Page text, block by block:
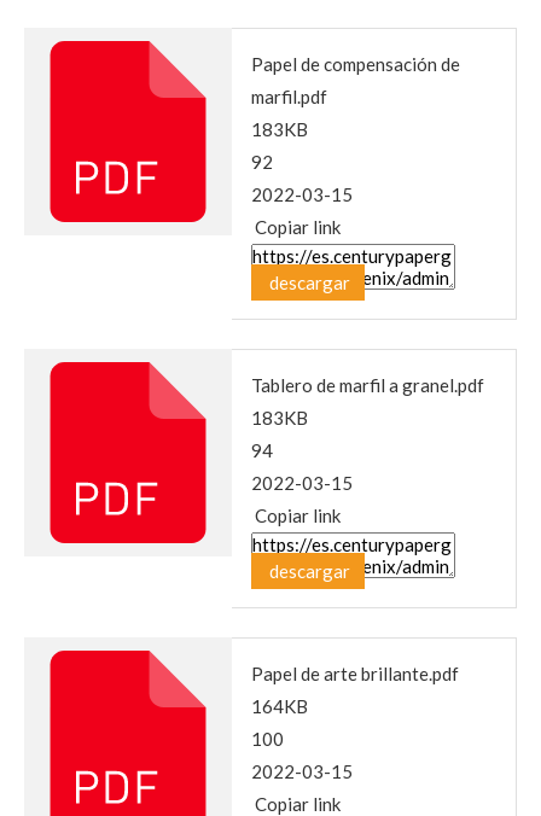
Papel de compensación de
marfil.pdf
183KB
92
2022-03-15
Copiar link
descargar
Tablero de marfil a granel.pdf
183KB
94
2022-03-15
Copiar link
descargar
Papel de arte brillante.pdf
164KB
100
2022-03-15
Copiar link